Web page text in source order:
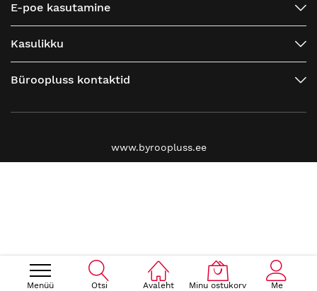
Menüü Otsi Avaleht Minu ostukorv Me
E-poe kasutamine
Kasulikku
Büroopluss kontaktid
www.byroopluss.ee